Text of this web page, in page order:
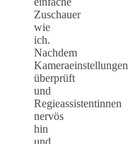
Zuschauer
wie
ich.
Nachdem
Kameraeinstellungen
überprüft
und
Regieassistentinnen
nervös
hin
und